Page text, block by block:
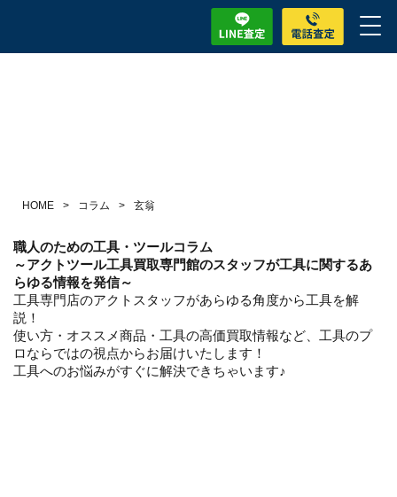
HOME > コラム > 玄翁
職人のための工具・ツールコラム
～アクトツール工具買取専門館のスタッフが工具に関するあ
らゆる情報を発信～
工具専門店のアクトスタッフがあらゆる角度から工具を解
説！
使い方・オススメ商品・工具の高価買取情報など、工具のプ
ロならではの視点からお届けいたします！
工具へのお悩みがすぐに解決できちゃいます♪